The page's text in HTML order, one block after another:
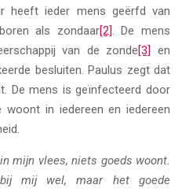
heeft ieder mens geërfd van
als zondaar[2]. De mens
van de zonde[3]
en
besluiten. Paulus zegt dat
De mens is geïnfecteerd door
woont in iedereen en iedereen
mijn vlees, niets goeds woont.
mij wel, maar het goede